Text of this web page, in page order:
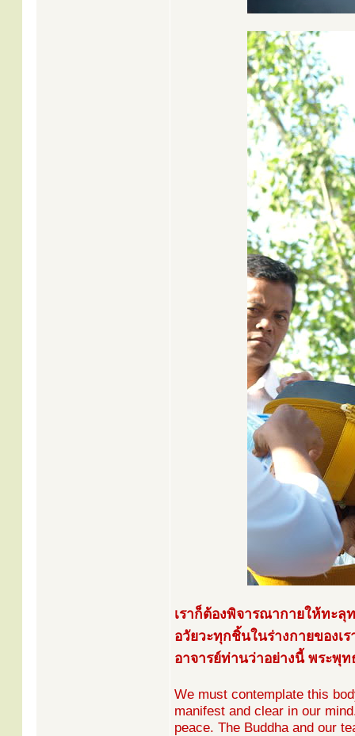
เราก็ต้องพิจารณากายให้ทะลุ
อวัยวะทุกชิ้นในร่างกายของเ
อาจารย์ท่านว่าอย่างนี้ พระพุ
We must contemplate this
manifest and clear in our
peace. The Buddha and our